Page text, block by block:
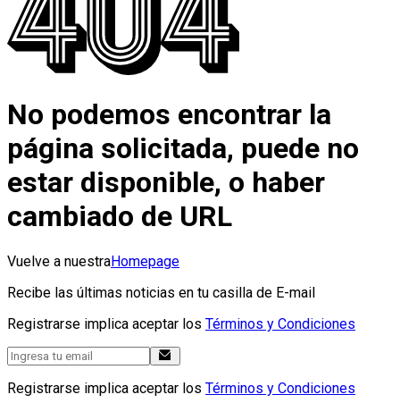
No podemos encontrar la
página solicitada, puede no
estar disponible, o haber
cambiado de URL
Vuelve a nuestraHomepage
Recibe las últimas noticias en tu casilla de E-mail
Registrarse implica aceptar los Términos y Condiciones
Registrarse implica aceptar los Términos y Condiciones